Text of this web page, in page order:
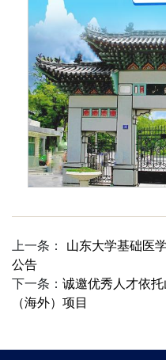
上一条：
山东大学基础医
公告
下一条： 诚邀优秀人才依
（海外）项目